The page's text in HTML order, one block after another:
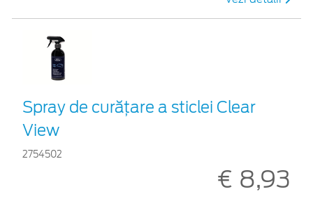
Spray de curățare a sticlei Clear
View
2754502
€ 8,93